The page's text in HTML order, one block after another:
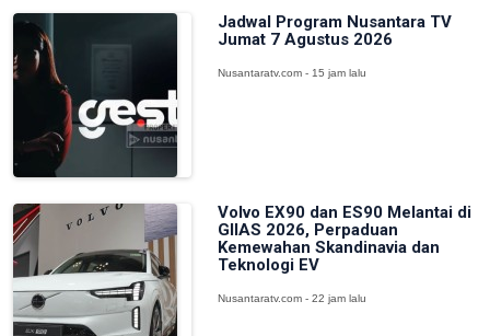
Jadwal Program Nusantara TV
Jumat 7 Agustus 2026
Nusantaratv.com - 15 jam lalu
Volvo EX90 dan ES90 Melantai di
GIIAS 2026, Perpaduan
Kemewahan Skandinavia dan
Teknologi EV
Nusantaratv.com - 22 jam lalu